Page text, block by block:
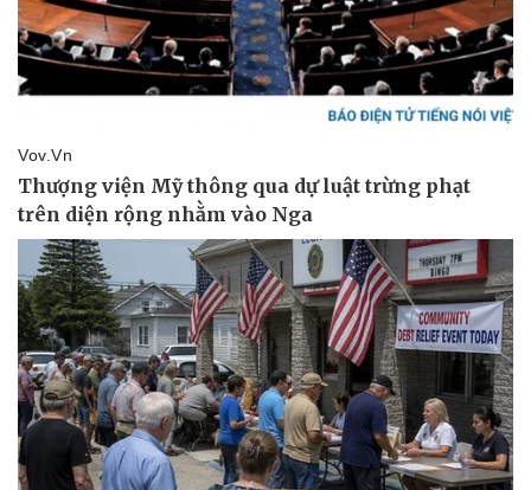
Thể thao
Bóng đá
Lịch thi đấu bóng đá
Hậu trường
Ô tô - Xe máy
Ô tô
Xe máy
Tư vấn